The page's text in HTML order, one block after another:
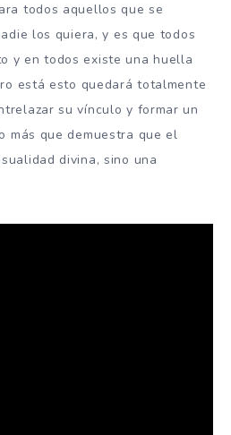
todos aquellos que se
los quiera, y es que todos
y en todos existe una huella
está esto quedará totalmente
su vínculo y formar un
más que demuestra que el
divina, sino una